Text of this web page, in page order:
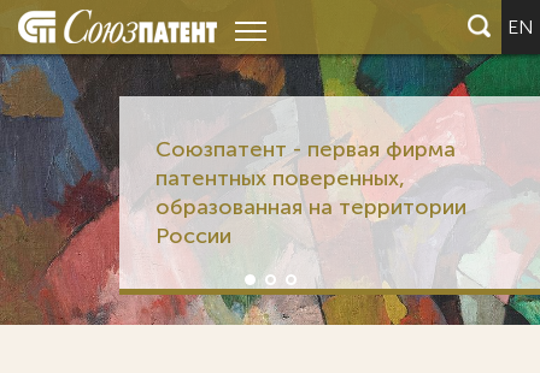
EN
Союзпатент - первая фирма
патентных поверенных,
образованная на территории
России